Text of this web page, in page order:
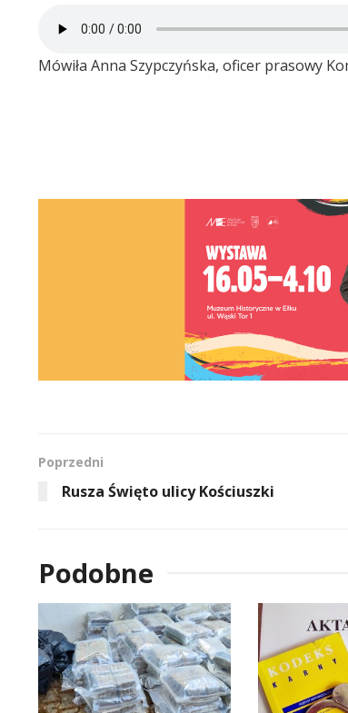
Mówiła Anna Szypczyńska, oficer prasowy
Poprzedni
Rusza Święto ulicy Kościuszki
Podobne